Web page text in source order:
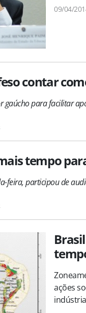
09/04/
contar
gaúcho para facilitar
tempo
feira, participou de
ações